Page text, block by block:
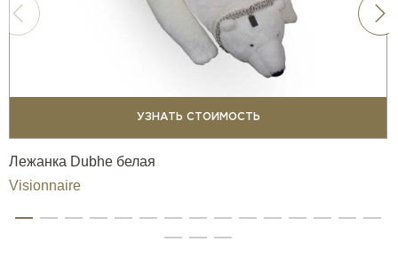
УЗНАТЬ СТОИМОСТЬ
Лежанка Dubhe белая
Visionnaire